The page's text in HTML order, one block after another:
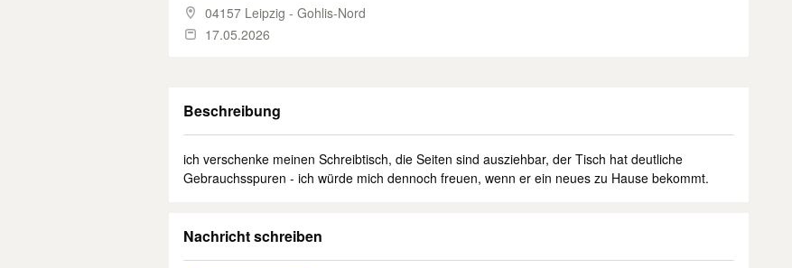
04157 Leipzig - Gohlis-Nord
17.05.2026
Beschreibung
ich verschenke meinen Schreibtisch, die Seiten sind ausziehbar, der Tisch hat deutliche
Gebrauchsspuren - ich würde mich dennoch freuen, wenn er ein neues zu Hause bekommt.
Nachricht schreiben